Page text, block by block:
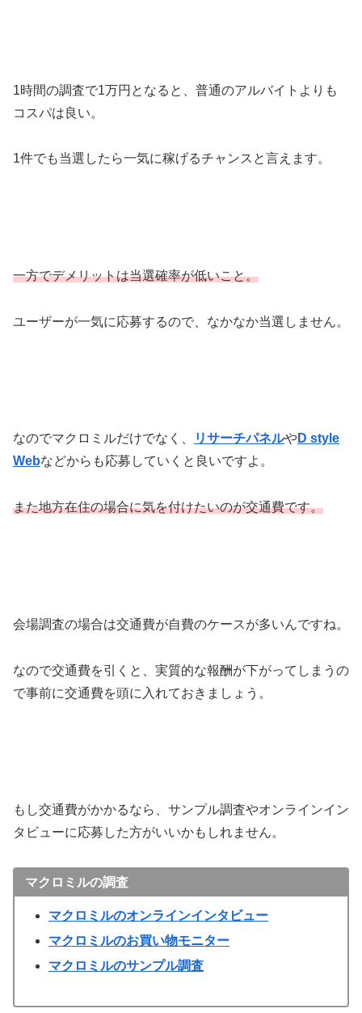
1時間の調査で1万円となると、普通のアルバイトよりも
コスパは良い。
1件でも当選したら一気に稼げるチャンスと言えます。
一方でデメリットは当選確率が低いこと。
ユーザーが一気に応募するので、なかなか当選しません。
なのでマクロミルだけでなく、 リサーチパネルやD style
Webなどからも応募していくと良いですよ。
また地方在住の場合に気を付けたいのが交通費です。
会場調査の場合は交通費が自費のケースが多いんですね。
なので交通費を引くと、実質的な報酬が下がってしまうの
で事前に交通費を頭に入れておきましょう。
もし交通費がかかるなら、サンプル調査やオンラインイン
タビューに応募した方がいいかもしれません。
マクロミルの調査
マクロミルのオンラインインタビュー
マクロミルのお買い物モニター
マクロミルのサンプル調査